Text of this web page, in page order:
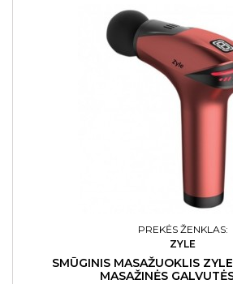
PREKĖS ŽENKLAS:
ZYLE
SMŪGINIS MASAŽUOKLIS
MASAŽINĖS